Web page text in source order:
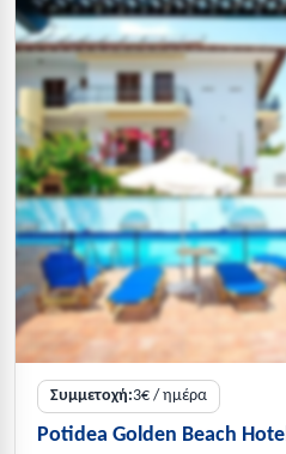
Συμμετοχή:3€ / ημέρα
Potidea Golden Beach Hotel